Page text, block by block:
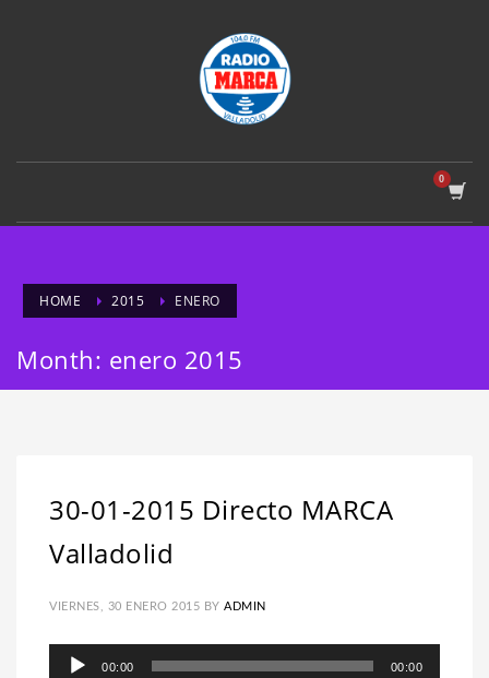
HOME 2015 ENERO
Month: enero 2015
30-01-2015 Directo MARCA
Valladolid
VIERNES, 30 ENERO 2015 BY ADMIN
Reproductor
00:00 00:00